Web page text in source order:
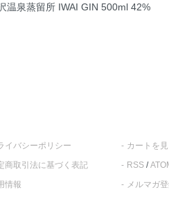
温泉蒸留所 IWAI GIN 500ml 42%
イバシーポリシー
商取引法に基づく表記
情報
カートを
RSS/
メルマガ